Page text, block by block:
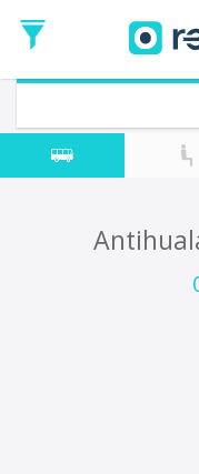
de
Ida
Vuelta
Fecha
de